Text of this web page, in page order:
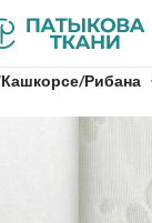
Кашкорсе/Рибана